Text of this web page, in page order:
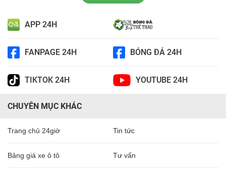
APP 24H
FANPAGE 24H BÓNG ĐÁ 24H
TIKTOK 24H YOUTUBE 24H
CHUYÊN MỤC KHÁC
Trang chủ 24giờ Tin tức
Bảng giá xe ô tô Tư vấn